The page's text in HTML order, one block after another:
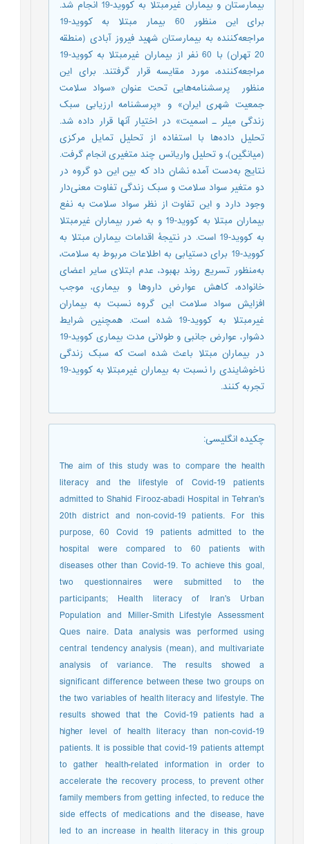
بیمارستان و بیماران غیرمبتلا به کووید-19 انجام شد.
برای این منظور 60 بیمار مبتلا به کووید-19
مراجعه‌کننده به بیمارستان شهید فیروز آبادی (منطقه
20 تهران) با 60 نفر از بیماران غیرمبتلا به کووید-19
مراجعه‌کننده، مورد مقایسه قرار گرفتند. برای این
منظور ‌ پرسشنامه‌هایی تحت عنوان «سواد سلامت
جمعیت شهری ایران» و «پرسشنامه ارزیابی سبک
زندگی میلر ـ اسمیت» در اختیار آنها قرار داده شد.
تحلیل داده‌ها با استفاده از تحلیل تمایل مرکزی
(میانگین)، و تحلیل واریانس چند متغیری انجام گرفت.
نتایج به‌دست آمده نشان داد که بین این دو گروه در
دو متغیر سواد سلامت و سبک زندگی تفاوت معنی‌دار
وجود دارد و این تفاوت از نظر سواد سلامت به نفع
بیماران مبتلا به کووید-19 و به ضرر بیماران غیرمبتلا
به کووید-19 است. در نتیجۀ اقدامات بیماران مبتلا به
کووید-19 برای دستیابی به اطلاعات مربوط به سلامت،
به‌منظور تسریع روند بهبود، عدم ابتلای سایر اعضای
خانواده، کاهش عوارض داروها و بیماری، موجب
افزایش سواد سلامت این گروه نسبت به بیماران
غیرمبتلا به کووید-19 شده است. همچنین شرایط
دشوار، عوارض جانبی و طولانی مدت بیماری کووید-19
در بیماران مبتلا باعث شده است که سبک زندگی
ناخوشایندی را نسبت به بیماران غیرمبتلا به کووید-19
تجربه کنند.
چکیده انگلیسی:
The aim of this study was to compare the health
literacy and the lifestyle of Covid-19 patients
admitted to Shahid Firooz-abadi Hospital in Tehran's
20th district and non-covid-19 patients. For this
purpose, 60 Covid 19 patients admitted to the
hospital were compared to 60 patients with
diseases other than Covid-19. To achieve this goal,
two questionnaires were submitted to the
participants; Health literacy of Iran's Urban
Population and Miller-Smith Lifestyle Assessment
Ques naire. Data analysis was performed using
central tendency analysis (mean), and multivariate
analysis of variance. The results showed a
significant difference between these two groups on
the two variables of health literacy and lifestyle. The
results showed that the Covid-19 patients had a
higher level of health literacy than non-covid-19
patients. It is possible that covid-19 patients attempt
to gather health-related information in order to
accelerate the recovery process, to prevent other
family members from getting infected, to reduce the
side effects of medications and the disease, have
led to an increase in health literacy in this group